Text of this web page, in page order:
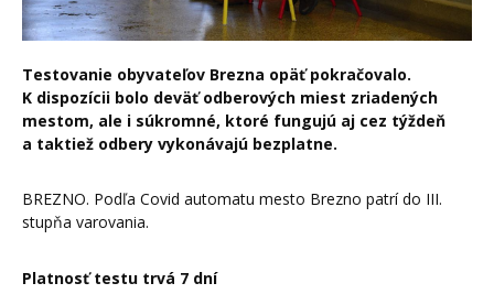
Testovanie obyvateľov Brezna opäť pokračovalo.
K dispozícii bolo deväť odberových miest zriadených
mestom, ale i súkromné, ktoré fungujú aj cez týždeň
a taktiež odbery vykonávajú bezplatne.
BREZNO. Podľa Covid automatu mesto Brezno patrí do III.
stupňa varovania.
Platnosť testu trvá 7 dní